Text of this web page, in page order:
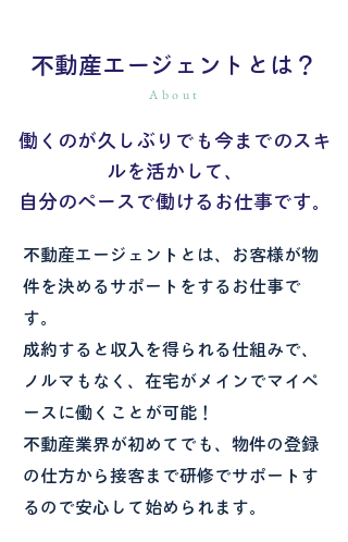
不動産エージェントとは？
About
働くのが久しぶりでも今までのスキ
ルを活かして、
自分のペースで働けるお仕事です。
不動産エージェントとは、お客様が物
件を決めるサポートをするお仕事で
す。
成約すると収入を得られる仕組みで、
ノルマもなく、在宅がメインでマイペ
ースに働くことが可能！
不動産業界が初めてでも、物件の登録
の仕方から接客まで研修でサポートす
るので安心して始められます。